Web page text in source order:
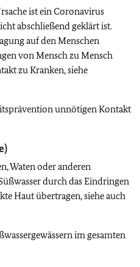
ist ein Coronavirus
abschließend geklärt ist.
auf den Menschen
von Mensch zu Mensch
zu Kranken, siehe
unnötigen Kontakt
Waten oder anderen
durch das Eindringen
Haut übertragen, siehe auch
im gesamten